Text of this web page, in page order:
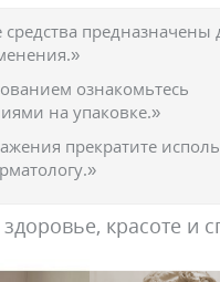
средства предназначены
ознакомьтесь
на упаковке.»
прекратите
красоте и